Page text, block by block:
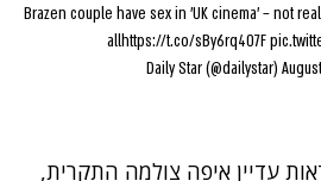
Brazen couple have sex in 'UK cinema' – not
allhttps://t.co/sBy6rq4O7F
עדיין איפה צולמה התקרית,